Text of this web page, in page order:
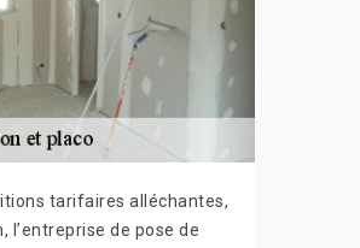
tarifaires alléchantes,
l’entreprise de pose de